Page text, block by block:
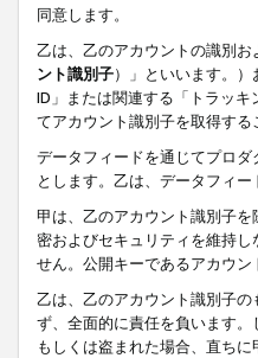
同意します。
乙は、乙のアカウントの識別
ント識別子）」といいます。
ID」または関連する「トラッ
てアカウント識別子を取得する
データフィードを通じてプロ
とします。乙は、データフィ
甲は、乙のアカウント識別子
密およびセキュリティを維持
せん。公開キーであるアカウン
乙は、乙のアカウント識別子
ず、全面的に責任を負います
もしくは盗まれた場合、直ち